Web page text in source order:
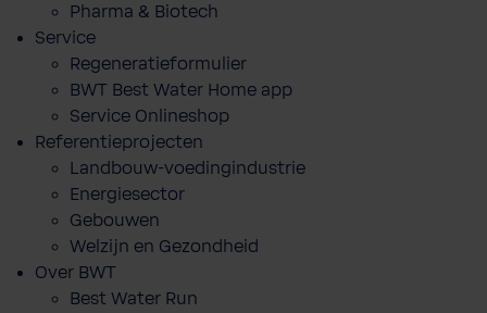
Pharma & Biotech
Service
Regeneratieformulier
BWT Best Water Home app
Service Onlineshop
Referentieprojecten
Landbouw-voedingindustrie
Energiesector
Gebouwen
Welzijn en Gezondheid
Over BWT
Best Water Run